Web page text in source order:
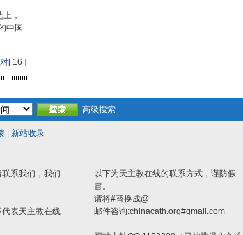
，
中国
[16 ]
高级搜索
| 新站收录
系我们，我们
表天主教在线
以下为天主教在线的联系方式，谨防假
冒。
请将#替换成@
邮件咨询:chinacath.org#gmail.com